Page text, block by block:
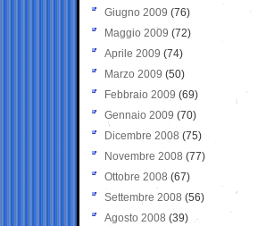
Giugno 2009 (76)
Maggio 2009 (72)
Aprile 2009 (74)
Marzo 2009 (50)
Febbraio 2009 (69)
Gennaio 2009 (70)
Dicembre 2008 (75)
Novembre 2008 (77)
Ottobre 2008 (67)
Settembre 2008 (56)
Agosto 2008 (39)